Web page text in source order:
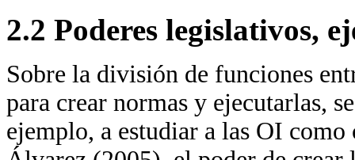
2.2 Poderes legislativos,
Sobre la división de funciones
para crear normas y ejecutarlas,
ejemplo, a estudiar a las OI